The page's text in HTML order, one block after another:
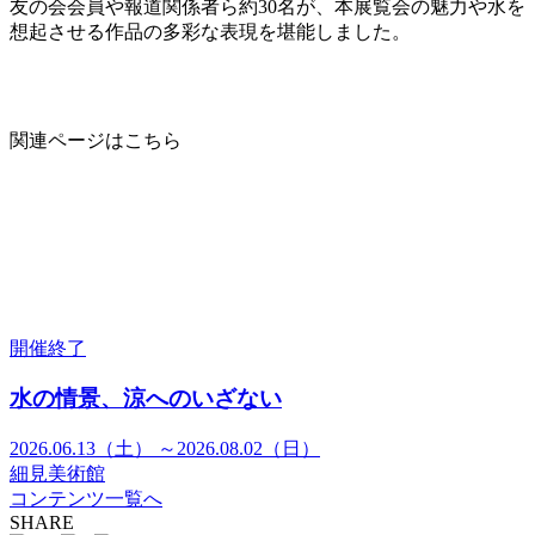
友の会会員や報道関係者ら約30名が、本展覧会の魅力や水を
想起させる作品の多彩な表現を堪能しました。
関連ページはこちら
開催終了
水の情景、涼へのいざない
2026.06.13（土） ～2026.08.02（日）
細見美術館
コンテンツ一覧へ
SHARE